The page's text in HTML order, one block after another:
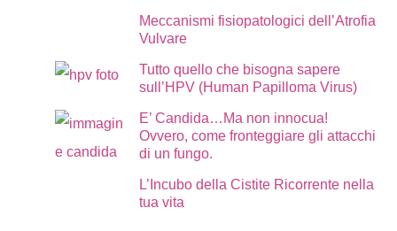
Meccanismi fisiopatologici dell’Atrofia
Vulvare
Tutto quello che bisogna sapere
sull’HPV (Human Papilloma Virus)
E’ Candida…Ma non innocua!
Ovvero, come fronteggiare gli attacchi
di un fungo.
L’Incubo della Cistite Ricorrente nella
tua vita